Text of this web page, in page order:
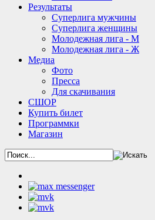
Результаты
Суперлига мужчины
Суперлига женщины
Молодежная лига - М
Молодежная лига - Ж
Медиа
Фото
Пресса
Для скачивания
СШОР
Купить билет
Программки
Магазин